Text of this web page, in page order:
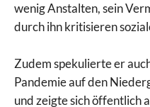
wenig Anstalten, sein
durch ihn kritisieren
Zudem spekulierte er
Pandemie auf den
und zeigte sich öffentlich